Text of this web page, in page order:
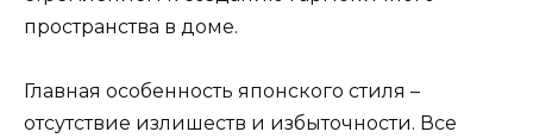
пространства в доме.
Главная особенность японского стиля –
отсутствие излишеств и избыточности. Все